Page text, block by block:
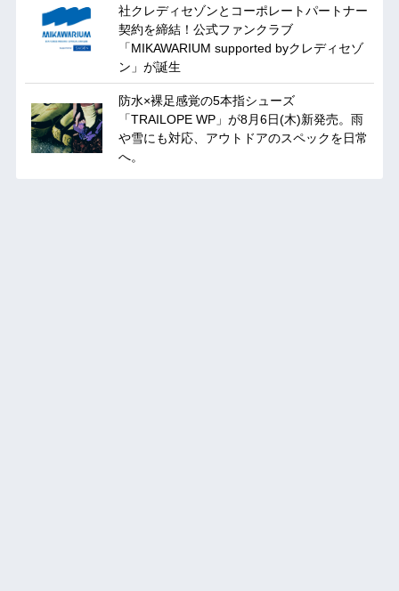
社クレディセゾンとコーポレートパートナー
契約を締結！公式ファンクラブ
「MIKAWARIUM supported byクレディセゾ
ン」が誕生
防水×裸足感覚の5本指シューズ
「TRAILOPE WP」が8月6日(木)新発売。雨
や雪にも対応、アウトドアのスペックを日常
へ。